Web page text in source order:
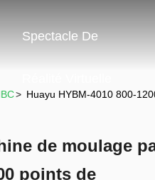
Spectacle De
> Huayu HYBM-4010 800-
de moulage
points de